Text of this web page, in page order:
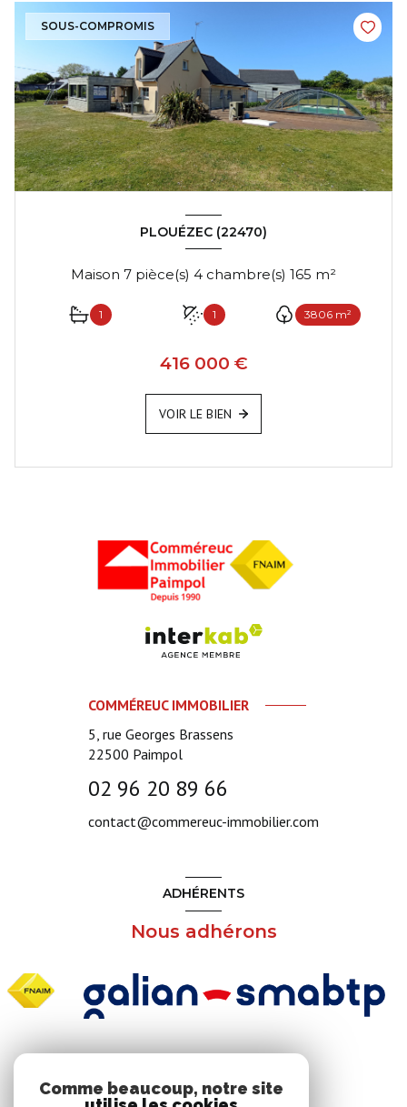
SOUS-COMPROMIS
PLOUÉZEC (22470)
Maison 7 pièce(s) 4 chambre(s) 165 m²
1 1 3806 m²
416 000 €
VOIR LE BIEN
COMMÉREUC IMMOBILIER
5, rue Georges Brassens
22500 Paimpol
02 96 20 89 66
contact@commereuc-immobilier.com
ADHÉRENTS
Nous adhérons
Comme beaucoup, notre site